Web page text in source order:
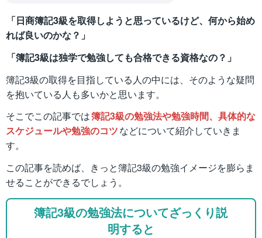
「日商簿記3級を取得しようと思っているけど、何から始め
れば良いのかな？」
「簿記3級は独学で勉強しても合格できる資格なの？」
簿記3級の取得を目指している人の中には、そのような疑問
を抱いている人も多いかと思います。
そこでこの記事では簿記3級の勉強法や勉強時間、具体的な
スケジュールや勉強のコツなどについて紹介していきま
す。
この記事を読めば、きっと簿記3級の勉強イメージを膨らま
せることができるでしょう。
簿記3級の勉強法についてざっくり説
明すると